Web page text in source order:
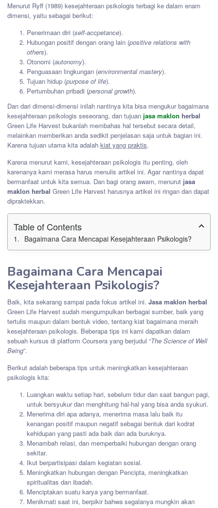
Menurut Ryff (1989) kesejahteraan psikologis terbagi ke dalam enam
dimensi, yaitu sebagai berikut:
Penerimaan diri (self-accpetance).
Hubungan positif dengan orang lain (positive relations with
others).
Otonomi (autonomy).
Penguasaan lingkungan (environmental mastery).
Tujuan hidup (purpose of life).
Pertumbuhan pribadi (personal growth).
Dan dari dimensi-dimensi inilah nantinya kita bisa mengukur bagaimana
kesejahteraan psikologis seseorang, dan tujuan jasa maklon herbal
Green Life Harvest bukanlah membahas hal tersebut secara detail,
melainkan memberikan anda sedikit penjelasan saja untuk bagian ini.
Karena tujuan utama kita adalah kiat yang praktis.
Karena menurut kami, kesejahteraan psikologis itu penting, oleh
karenanya kami merasa harus menulis artikel ini. Agar nantinya dapat
bermanfaat untuk kita semua. Dan bagi orang awam, menurut jasa
maklon herbal Green Life Harvest harusnya artikel ini ringan dan dapat
dipraktekkan.
Table of Contents
Bagaimana Cara Mencapai Kesejahteraan Psikologis?
Bagaimana Cara Mencapai
Kesejahteraan Psikologis?
Baik, kita sekarang sampai pada fokus artikel ini. Jasa maklon herbal
Green Life Harvest sudah mengumpulkan berbagai sumber, baik yang
tertulis maupun dalam bentuk video, tentang kiat bagaimana meraih
kesejahteraan psikologis. Beberapa tips ini kami dapatkan dalam
sebuah kursus di platform Coursera yang berjudul “The Science of Well
Being”.
Berikut adalah beberapa tips untuk meningkatkan kesejahteraan
psikologis kita:
Luangkan waktu setiap hari, sebelum tidur dan saat bangun pagi,
untuk bersyukur dan menghitung hal-hal yang bisa anda syukuri.
Menerima diri apa adanya, menerima masa lalu baik itu
kenangan positif maupun negatif sebagai bentuk dari kodrat
kehidupan yang pasti ada baik dan ada buruknya.
Menambah relasi, dan memperbaiki hubungan dengan orang
sekitar.
Ikut berpartisipasi dalam kegiatan sosial.
Meningkatkan hubungan dengan Pencipta, meningkatkan
spiritualitas dan ibadah.
Menciptakan suatu karya yang bermanfaat.
Menikmati saat ini, berpikir bahwa segalanya mungkin akan